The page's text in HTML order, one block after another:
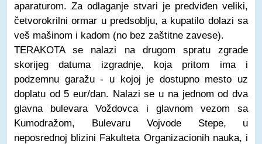
aparaturom. Za odlaganje stvari je predviđen veliki,
četvorokrilni ormar u predsoblju, a kupatilo dolazi sa
veš mašinom i kadom (no bez zaštitne zavese).
TERAKOTA se nalazi na drugom spratu zgrade
skorijeg datuma izgradnje, koja pritom ima i
podzemnu garažu - u kojoj je dostupno mesto uz
doplatu od 5 eur/dan. Nalazi se u na jednom od dva
glavna bulevara Voždovca i glavnom vezom sa
Kumodražom, Bulevaru Vojvode Stepe, u
neposrednoj blizini Fakulteta Organizacionih nauka, i